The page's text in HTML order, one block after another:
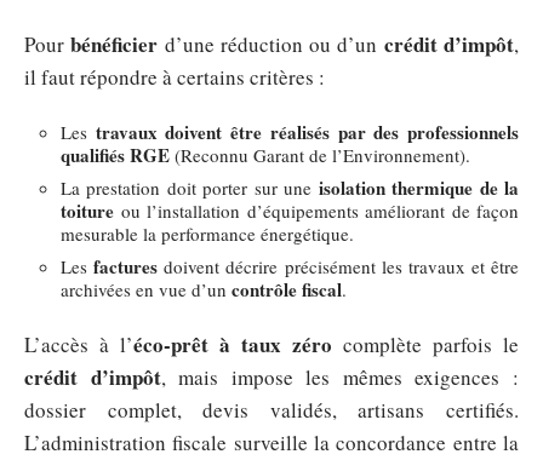
Pourbénéficier d’une réduction ou d’un crédit d’impôt,
il faut répondre à certains critères :
Les travaux doivent être réalisés par des professionnels
qualifiés RGE (Reconnu Garant de l’Environnement).
La prestation doit porter sur une isolation thermique de la
toiture ou l’installation d’équipements améliorant de façon
mesurable la performance énergétique.
Lesfactures doivent décrire précisément les travaux et être
archivées en vue d’un contrôle fiscal.
L’accès à l’éco-prêt à taux zéro complète parfois le
crédit d’impôt, mais impose les mêmes exigences :
dossier complet, devis validés, artisans certifiés.
L’administration fiscale surveille la concordance entre la